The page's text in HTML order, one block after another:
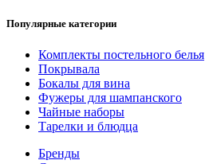
Популярные категории
Комплекты постельного белья
Покрывала
Бокалы для вина
Фужеры для шампанского
Чайные наборы
Тарелки и блюдца
Бренды